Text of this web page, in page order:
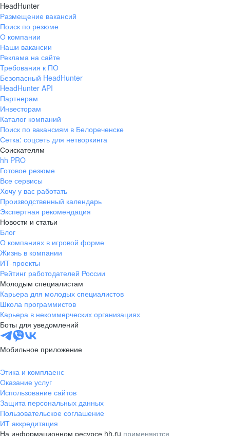
HeadHunter
Размещение вакансий
Поиск по резюме
О компании
Наши вакансии
Реклама на сайте
Требования к ПО
Безопасный HeadHunter
HeadHunter API
Партнерам
Инвесторам
Каталог компаний
Поиск по вакансиям в Белореченске
Сетка: соцсеть для нетворкинга
Соискателям
hh PRO
Готовое резюме
Все сервисы
Хочу у вас работать
Производственный календарь
Экспертная рекомендация
Новости и статьи
Блог
О компаниях в игровой форме
Жизнь в компании
ИТ-проекты
Рейтинг работодателей России
Молодым специалистам
Карьера для молодых специалистов
Школа программистов
Карьера в некоммерческих организациях
Боты для уведомлений
Мобильное приложение
Этика и комплаенс
Оказание услуг
Использование сайтов
Защита персональных данных
Пользовательское соглашение
ИТ аккредитация
На информационном ресурсе hh.ru применяются